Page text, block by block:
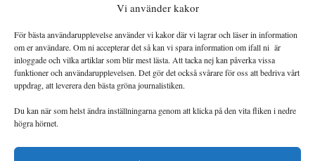
Vi använder kakor
För bästa användarupplevelse använder vi kakor där vi lagrar och läser in information
om er användare. Om ni accepterar det så kan vi spara information om ifall ni är
inloggade och vilka artiklar som blir mest lästa. Att tacka nej kan påverka vissa
funktioner och användarupplevelsen. Det gör det också svårare för oss att bedriva vårt
uppdrag, att leverera den bästa gröna journalistiken.
Du kan när som helst ändra inställningarna genom att klicka på den vita fliken i nedre
högra hörnet.
Landets Fria Tidning är en nyhetstidning med bred bevakning av
det viktigaste som händer lokalt och globalt och med fokus på
omställningsrörelsen. En omställning till ett hållbart samhälle går
både via starka och lika rättigheter för alla människor, minskade
ekonomiska och sociala klyftor, samt utrymme för allt levande att
utvecklas och frodas.